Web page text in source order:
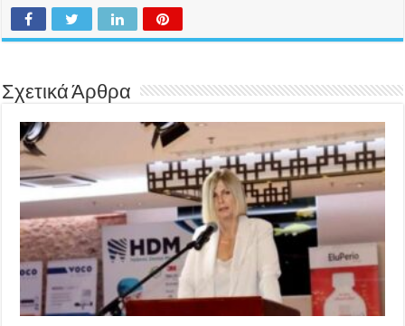
Σχετικά Άρθρα